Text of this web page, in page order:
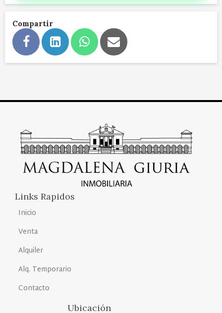
Compartir
Links Rapidos
Inicio
Venta
Alquiler
Alq. Temporario
Contacto
Ubicación